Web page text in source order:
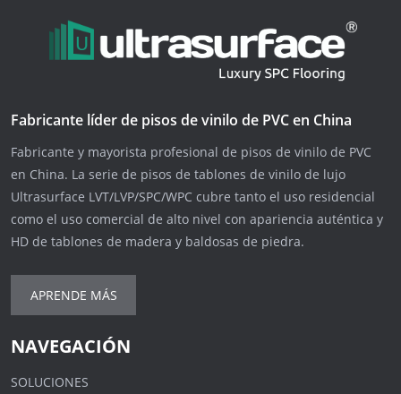
Fabricante líder de pisos de vinilo de PVC en China
Fabricante y mayorista profesional de pisos de vinilo de PVC
en China. La serie de pisos de tablones de vinilo de lujo
Ultrasurface LVT/LVP/SPC/WPC cubre tanto el uso residencial
como el uso comercial de alto nivel con apariencia auténtica y
HD de tablones de madera y baldosas de piedra.
APRENDE MÁS
NAVEGACIÓN
SOLUCIONES